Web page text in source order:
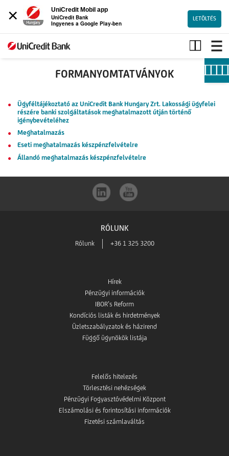
×
UniCredit Mobil app
UniCredit Bank
Ingyenes a Google Play-ben
LETÖLTÉS
Formanyomtatványok
FORMANYOMTATVÁNYOK
Ügyféltájékoztató az UniCredit Bank Hungary Zrt. Lakossági ügyfelei
részére banki szolgáltatások meghatalmazott útján történő
igénybevételéhez
Meghatalmazás
Eseti meghatalmazás készpénzfelvételre
Állandó meghatalmazás készpénzfelvételre
RÓLUNK
Rólunk +36 1 325 3200
Hírek
Pénzügyi információk
IBOR’s Reform
Kondíciós listák és hirdetmények
Üzletszabályzatok és házirend
Függő ügynökök listája
Felelős hitelezés
Törlesztési nehézségek
Pénzügyi Fogyasztóvédelmi Központ
Elszámolási és forintosítási információk
Fizetési számlaváltás